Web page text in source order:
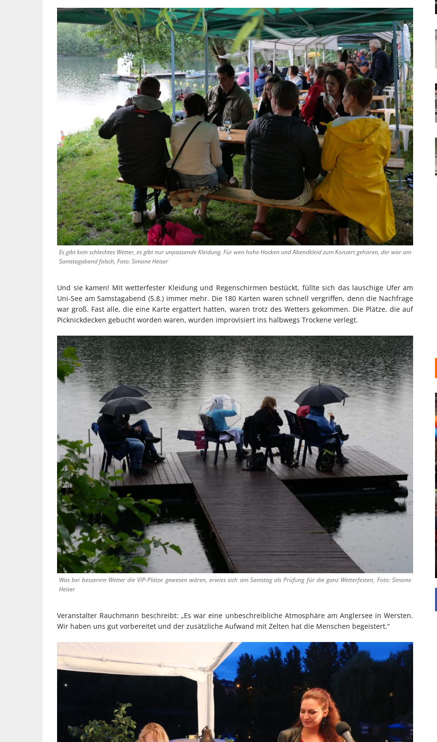
Es gibt kein schlechtes Wetter, es gibt nur unpassende Kleidung. Für wen hohe Hacken und Abendkleid zum Konzert gehören, der war am
Samstagabend falsch, Foto: Simone Heiser
Und sie kamen! Mit wetterfester Kleidung und Regenschirmen bestückt, füllte sich das lauschige Ufer am
Uni-See am Samstagabend (5.8.) immer mehr. Die 180 Karten waren schnell vergriffen, denn die Nachfrage
war groß. Fast alle, die eine Karte ergattert hatten, waren trotz des Wetters gekommen. Die Plätze, die auf
Picknickdecken gebucht worden waren, wurden improvisiert ins halbwegs Trockene verlegt.
Was bei besserem Wetter die VIP-Plätze gewesen wären, erwies sich am Samstag als Prüfung für die ganz Wetterfesten, Foto: Simone
Heiser
Veranstalter Rauchmann beschreibt: „Es war eine unbeschreibliche Atmosphäre am Anglersee in Wersten.
Wir haben uns gut vorbereitet und der zusätzliche Aufwand mit Zelten hat die Menschen begeistert.“
INDUSTRIELLER CHIC: WIE
KUNSTSTOFFFENSTER DEN
LOFT-STIL IN IHREM
EINFAMILIENHAUS
UNTERSTÜTZEN
Die Inspiration des industriellen Chics sind die
Werkshallen des Industriezeitalters. Die Basis für
diesen Stil sind große Räume, schlicht gehalten
mit rustikalen Elementen und großen
Fensterflächen. Wie so vieles wurde ...